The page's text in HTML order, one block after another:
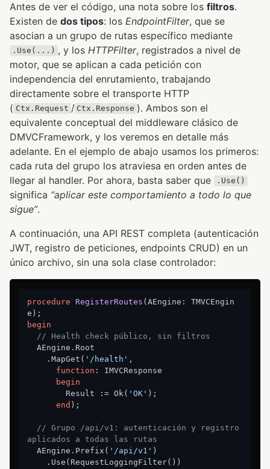
Antes de ver el código, una nota sobre los filtros.
Existen de dos tipos: los EndpointFilter, que se
asocian a un grupo de rutas específico mediante
.Use(...) , y los HTTPFilter, registrados a nivel de
motor, que se aplican a cada petición con
independencia del enrutamiento, trabajando
directamente sobre el transporte HTTP
( Ctx.Request / Ctx.Response ). Ambos son el
equivalente conceptual del middleware clásico de
DMVCFramework, y los veremos en detalle más
adelante. En el ejemplo de abajo usamos los primeros:
cada ruta del grupo los atraviesa en orden antes de
llegar al handler. Por ahora, basta saber que
.Use()
significa “aplicar este comportamiento a todo lo que
sigue”.
A continuación, una API REST completa (autenticación
JWT, registro de peticiones, endpoints CRUD) en un
único archivo, sin una sola clase controlador:
procedure RegisterRoutes (AEngine: TMVCEngin
e) ;
begin
// Health check público, sin filtros
    .MapGet(
'/health' ,
function :
IMVCResponse
begin
        Result := Ok(
'OK' );
end );
// Grupo /api/v1: autenticación y registro
aplicados a todas las rutas
  AEngine.Prefix(
'/api/v1' )